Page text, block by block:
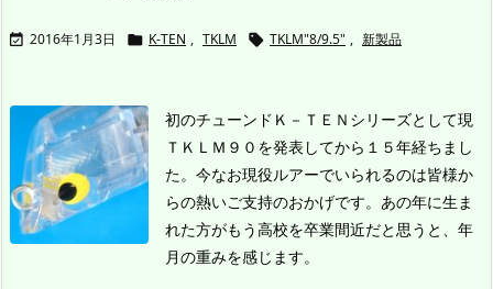
 2016年1月3日  K-TEN , TKLM  TKLM"8/9.5" , 新製品
初のチューンドＫ－ＴＥＮシリーズとして現
ＴＫＬＭ９０を発表してから１５年経ちまし
た。今なお現役ルアーでいられるのは皆様か
らの熱いご支持のおかげです。 あの年に生ま
れた方がもう高校を卒業間近だと思うと、年
月の重みを感じます。